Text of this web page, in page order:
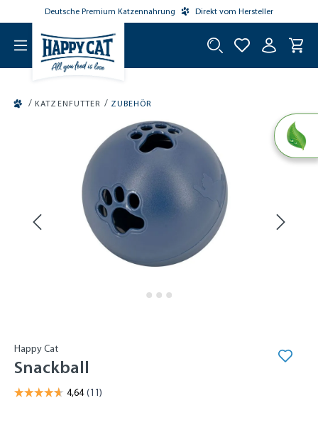
springen
Deutsche Premium Katzennahrung Direkt vom Hersteller
/ KATZENFUTTER / ZUBEHÖR
Happy Cat
Snackball